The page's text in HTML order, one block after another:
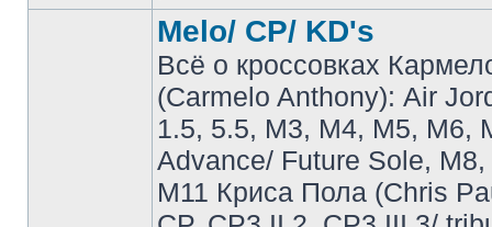
Melo/ CP/ KD's
Всё о кроссовках
(Carmelo Anthony): Air
1.5, 5.5, M3, M4, M5, M6,
Advance/ Future Sole,
M11 Криса Пола (Chris